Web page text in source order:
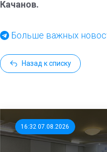
Качанов.
Больше важных
Назад к списку
16:32 07.08.2026